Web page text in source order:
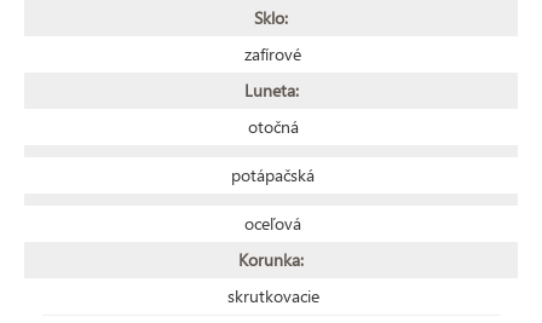
Sklo:
zafírové
Luneta:
otočná
potápačská
oceľová
Korunka:
skrutkovacie